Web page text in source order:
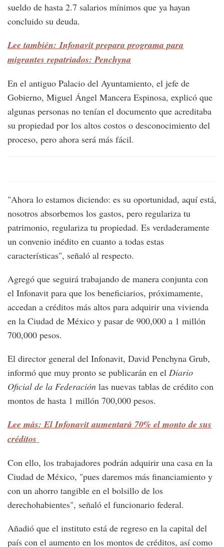
sueldo de hasta 2.7 salarios mínimos que ya hayan
concluido su deuda.
Lee también: Infonavit prepara programa para
migrantes repatriados: Penchyna
En el antiguo Palacio del Ayuntamiento, el jefe de
Gobierno, Miguel Ángel Mancera Espinosa, explicó que
algunas personas no tenían el documento que acreditaba
su propiedad por los altos costos o desconocimiento del
proceso, pero ahora será más fácil.
"Ahora lo estamos diciendo: es su oportunidad, aquí está,
nosotros absorbemos los gastos, pero regulariza tu
patrimonio, regulariza tu propiedad. Es verdaderamente
un convenio inédito en cuanto a todas estas
características", señaló al respecto.
Agregó que seguirá trabajando de manera conjunta con
el Infonavit para que los beneficiarios, próximamente,
accedan a créditos más altos para adquirir una vivienda
en la Ciudad de México y pasar de 900,000 a 1 millón
700,000 pesos.
El director general del Infonavit, David Penchyna Grub,
informó que muy pronto se publicarán en el Diario
Oficial de la Federación las nuevas tablas de crédito con
montos de hasta 1 millón 700,000 pesos.
Lee más: El Infonavit aumentará 70% el monto de sus
créditos
Con ello, los trabajadores podrán adquirir una casa en la
Ciudad de México, "pues daremos más financiamiento y
con un ahorro tangible en el bolsillo de los
derechohabientes", señaló el funcionario federal.
Añadió que el instituto está de regreso en la capital del
país con el aumento en los montos de créditos, así como